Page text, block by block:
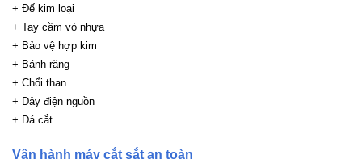
+ Đế kim loại
+ Tay cầm vỏ nhựa
+ Bảo vệ hợp kim
+ Bánh răng
+ Chổi than
+ Dây điện nguồn
+ Đá cắt
Vận hành máy cắt sắt an toàn